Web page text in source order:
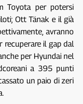
Toyota per potersi
Ott Tänak e il già
avranno
recuperare il gap dal
per Hyundai nel
a 395 punti
un paio di zeri